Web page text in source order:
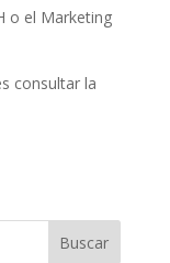
o el Marketing
consultar la
Buscar